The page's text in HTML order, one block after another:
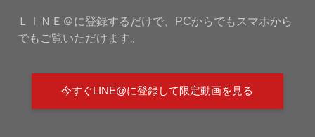
ＬＩＮＥ＠に登録するだけで、PCからでもスマホから
でもご覧いただけます。
今すぐLINE@に登録して限定動画を見る